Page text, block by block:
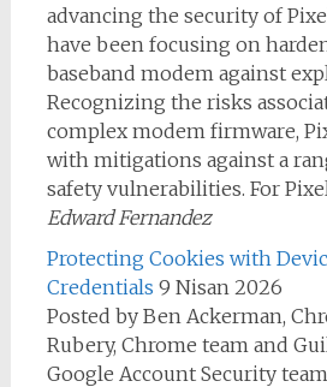
advancing the security of
have been focusing on
baseband modem against
Recognizing the risks
complex modem firmware,
with mitigations against a
safety vulnerabilities. For
Edward Fernandez
Protecting Cookies with
Credentials 9 Nisan 2026
Posted by Ben Ackerman,
Rubery, Chrome team and
Google Account Security